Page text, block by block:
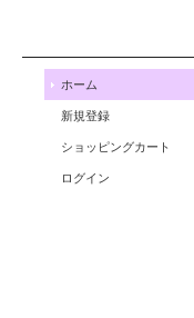
ホーム
新規登録
ショッピングカート
ログイン